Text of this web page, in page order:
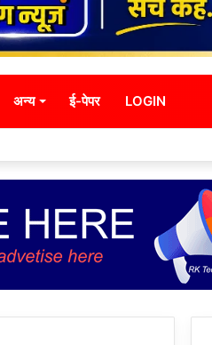
अन्य ई-पेपर LOGIN